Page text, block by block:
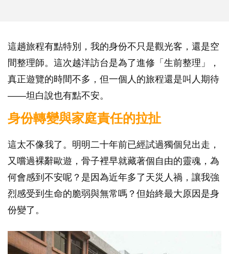
這趟旅程有點特別，我的身份不只是觀光客，還是空
間整理師。這次越洋訪台是為了進修「生前整理」，
真正遊覽的時間不多，但一個人的旅程還是叫人期待
——坦白說也有點不安。
身份轉變與家庭責任的拉扯
這太不像我了。明明二十年前已經試過獨個兒出走，
又嚐過裸辭歐遊，骨子裡早就藏著個自由的靈魂，為
何會感到不安呢？是因為近年多了天災人禍，讓我強
烈感受到生命的脆弱與無常嗎？但始終最大原因是身
份變了。